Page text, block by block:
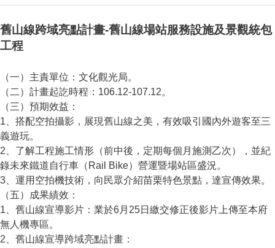
舊山線跨域亮點計畫-舊山線場站服務設施及景觀統包
工程
（一）主責單位：文化觀光局。
（二）計畫起訖時程：106.12-107.12。
（三）預期效益：
1、搭配空拍攝影，展現舊山線之美，有效吸引國內外遊客至三
義遊玩。
2、了解工程施工情形（前中後，定期每個月施測乙次），並紀
錄未來鐵道自行車（Rail Bike）營運暨場站區盛況。
3、運用空拍機技術，向民眾介紹苗栗特色景點，達宣傳效果。
（五）成果績效：
1、舊山線宣導影片：業於6月25日繳交修正後影片上傳至本府
無人機專區。
2、舊山線宣導跨域亮點計畫：